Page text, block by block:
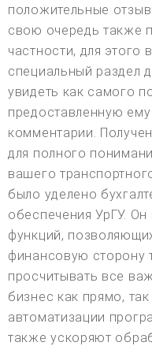
положительные
свою очередь также
частности, для этого
специальный раздел
увидеть как самого
предоставленную
комментарии.
для полного
вашего
было уделено
обеспечения УрГУ.
функций,
финансовую сторону
просчитывать все
бизнес как прямо,
автоматизации
также ускоряют